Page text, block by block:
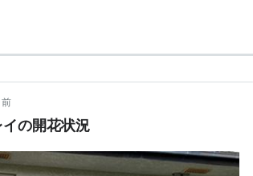
状態。切ないような、やるせないような気
されており、「寂しい」「悲しい」と口に
の開花状況